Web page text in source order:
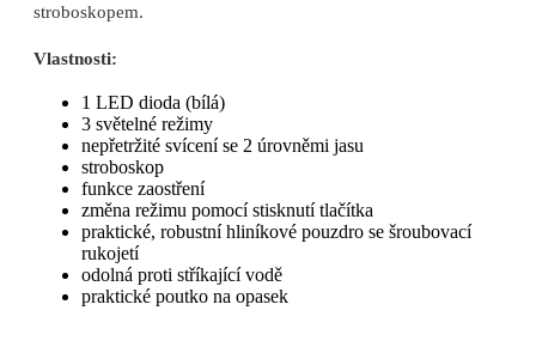
stroboskopem.
Vlastnosti:
1 LED dioda (bílá)
3 světelné režimy
nepřetržité svícení se 2 úrovněmi jasu
stroboskop
funkce zaostření
změna režimu pomocí stisknutí tlačítka
praktické, robustní hliníkové pouzdro se šroubovací
rukojetí
odolná proti stříkající vodě
praktické poutko na opasek